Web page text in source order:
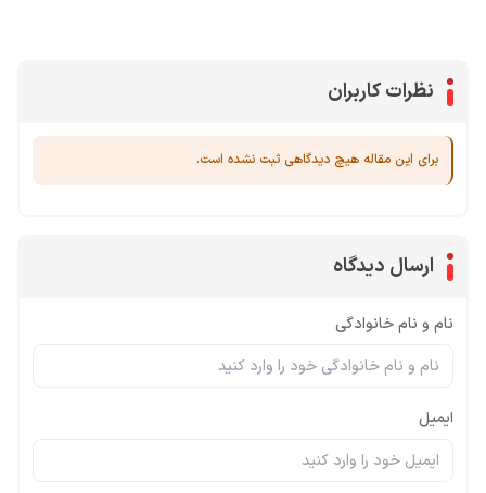
نظرات کاربران
برای این مقاله هیچ دیدگاهی ثبت نشده است.
ارسال دیدگاه
نام و نام خانوادگی
ایمیل